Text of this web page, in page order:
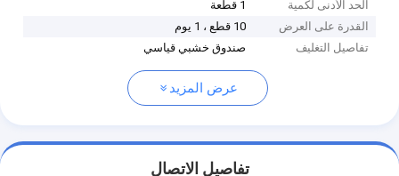
الحد الأدنى لكمية
1 قطعة
القدرة على العرض
10 قطع ، 1 يوم
تفاصيل التغليف
صندوق خشبي قياسي
عرض المزيد
تفاصيل الاتصال